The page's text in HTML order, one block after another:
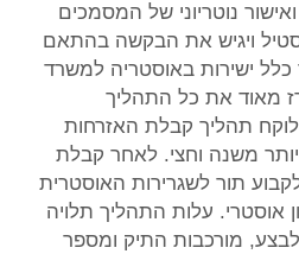
נוטריוני של המסמכים
ויגיש את הבקשה בהתאם
ישירות באוסטריה למשרד
מאוד את כל התהליך
לוקח תהליך קבלת האזרחות
משנה וחצי. לאחר קבלת
תור לשגרירות האוסטרית
אוסטרי. עלות התהליך תלויה
מורכבות התיק ומספר